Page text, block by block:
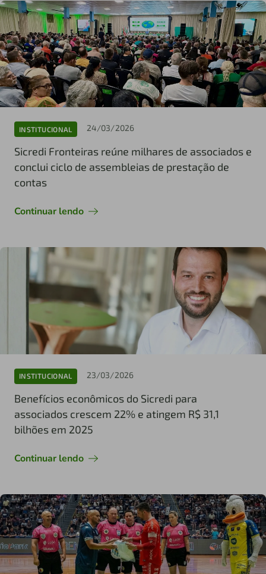
INSTITUCIONAL 24/03/2026
Sicredi Fronteiras reúne milhares de associados e
conclui ciclo de assembleias de prestação de
contas
Continuar lendo
INSTITUCIONAL 23/03/2026
Benefícios econômicos do Sicredi para
associados crescem 22% e atingem R$ 31,1
bilhões em 2025
Continuar lendo